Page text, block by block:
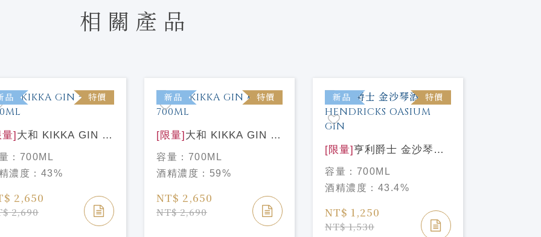
相關產品
品 特價
] 大和 KIKKA GIN 朱
： 700ML
濃度： 43%
2,650
2,690
新品 特價
[限量] 大和 KIKKA GIN 橘
花 700ML
容量： 700ML
酒精濃度： 59%
NT$ 2,650
NT$ 2,690
新品 特價
[限量] 亨利爵士 金沙琴酒
HENDRICKS OASIUM
GIN
容量： 700ML
酒精濃度： 43.4%
NT$ 1,250
NT$ 1,530